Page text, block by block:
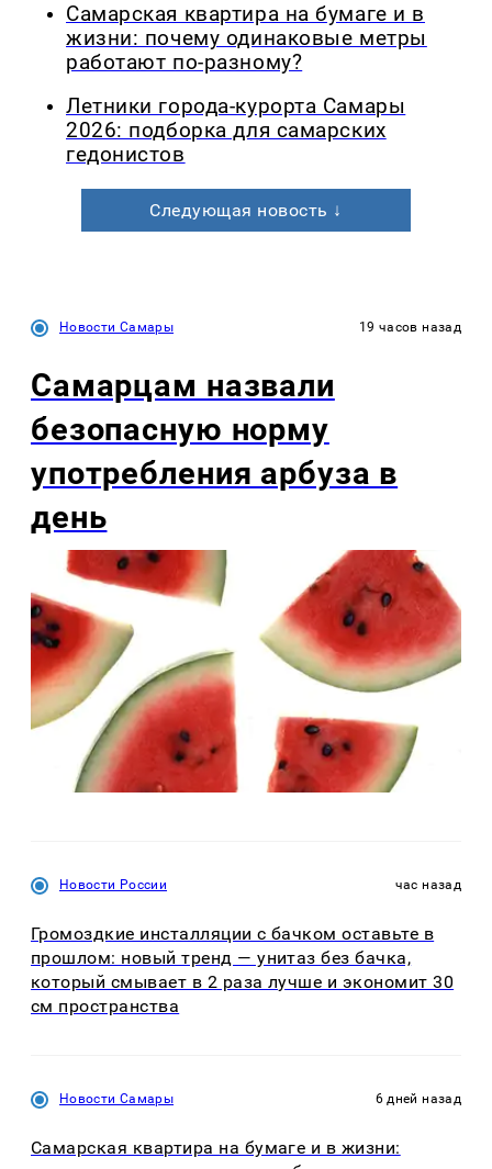
Самарская квартира на бумаге и в
жизни: почему одинаковые метры
работают по-разному?
Летники города-курорта Самары
2026: подборка для самарских
гедонистов
Следующая новость ↓
Новости Самары 19 часов назад
Самарцам назвали
безопасную норму
употребления арбуза в
день
Новости России час назад
Громоздкие инсталляции с бачком оставьте в
прошлом: новый тренд — унитаз без бачка,
который смывает в 2 раза лучше и экономит 30
см пространства
Новости Самары 6 дней назад
Самарская квартира на бумаге и в жизни: